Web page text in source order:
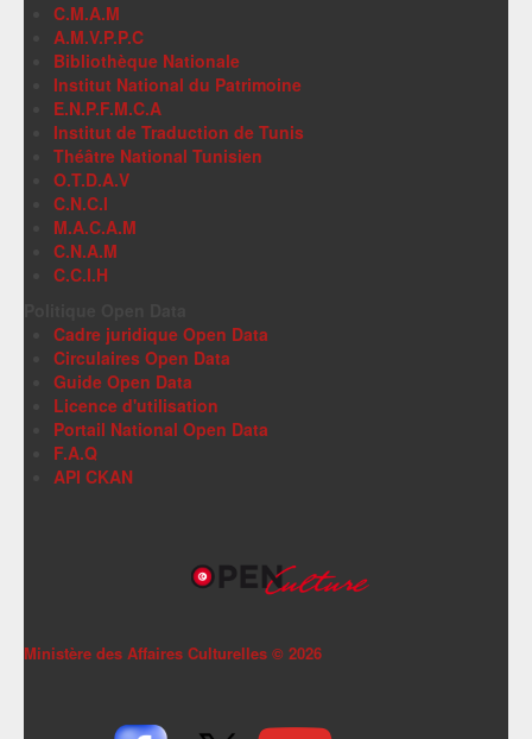
C.M.A.M
A.M.V.P.P.C
Bibliothèque Nationale
Institut National du Patrimoine
E.N.P.F.M.C.A
Institut de Traduction de Tunis
Théâtre National Tunisien
O.T.D.A.V
C.N.C.I
M.A.C.A.M
C.N.A.M
C.C.I.H
Cadre juridique Open Data
Circulaires Open Data
Guide Open Data
Licence d'utilisation
Portail National Open Data
F.A.Q
API CKAN
Ministère des Affaires Culturelles © 2026